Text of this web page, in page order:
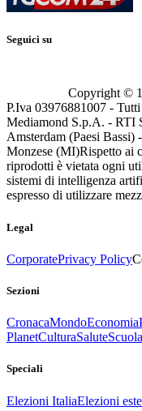
Seguici su
Copyright ©
P.Iva 03976881007 -
Mediamond S.p.A. - RTI
Amsterdam (Paesi
Monzese (MI)Rispetto ai
riprodotti è vietata ogni
sistemi di intelligenza
espresso di utilizzare
Legal
CorporatePrivacy Policy
Sezioni
CronacaMondoEconomia
PlanetCulturaSaluteScuola
Speciali
Elezioni ItaliaElezioni